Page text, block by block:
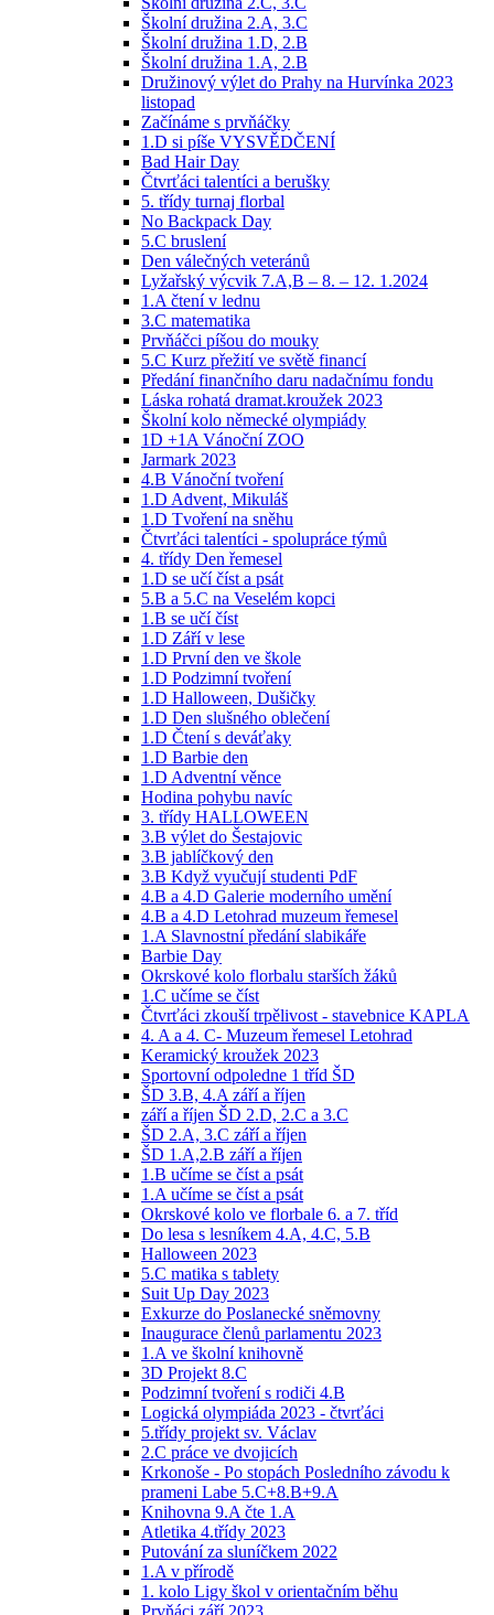
Školní družina 2.A, 3.C
Školní družina 1.D, 2.B
Školní družina 1.A, 2.B
Družinový výlet do Prahy na Hurvínka 2023
listopad
Začínáme s prvňáčky
1.D si píše VYSVĚDČENÍ
Bad Hair Day
Čtvrťáci talentíci a berušky
5. třídy turnaj florbal
No Backpack Day
5.C bruslení
Den válečných veteránů
Lyžařský výcvik 7.A,B – 8. – 12. 1.2024
1.A čtení v lednu
3.C matematika
Prvňáčci píšou do mouky
5.C Kurz přežití ve světě financí
Předání finančního daru nadačnímu fondu
Láska rohatá dramat.kroužek 2023
Školní kolo německé olympiády
1D +1A Vánoční ZOO
Jarmark 2023
4.B Vánoční tvoření
1.D Advent, Mikuláš
1.D Tvoření na sněhu
Čtvrťáci talentíci - spolupráce týmů
4. třídy Den řemesel
1.D se učí číst a psát
5.B a 5.C na Veselém kopci
1.B se učí číst
1.D Září v lese
1.D První den ve škole
1.D Podzimní tvoření
1.D Halloween, Dušičky
1.D Den slušného oblečení
1.D Čtení s deváťaky
1.D Barbie den
1.D Adventní věnce
Hodina pohybu navíc
3. třídy HALLOWEEN
3.B výlet do Šestajovic
3.B jablíčkový den
3.B Když vyučují studenti PdF
4.B a 4.D Galerie moderního umění
4.B a 4.D Letohrad muzeum řemesel
1.A Slavnostní předání slabikáře
Barbie Day
Okrskové kolo florbalu starších žáků
1.C učíme se číst
Čtvrťáci zkouší trpělivost - stavebnice KAPLA
4. A a 4. C- Muzeum řemesel Letohrad
Keramický kroužek 2023
Sportovní odpoledne 1 tříd ŠD
ŠD 3.B, 4.A září a říjen
září a říjen ŠD 2.D, 2.C a 3.C
ŠD 2.A, 3.C září a říjen
ŠD 1.A,2.B září a říjen
1.B učíme se číst a psát
1.A učíme se číst a psát
Okrskové kolo ve florbale 6. a 7. tříd
Do lesa s lesníkem 4.A, 4.C, 5.B
Halloween 2023
5.C matika s tablety
Suit Up Day 2023
Exkurze do Poslanecké sněmovny
Inaugurace členů parlamentu 2023
1.A ve školní knihovně
3D Projekt 8.C
Podzimní tvoření s rodiči 4.B
Logická olympiáda 2023 - čtvrťáci
5.třídy projekt sv. Václav
2.C práce ve dvojicích
Krkonoše - Po stopách Posledního závodu k
prameni Labe 5.C+8.B+9.A
Knihovna 9.A čte 1.A
Atletika 4.třídy 2023
Putování za sluníčkem 2022
1.A v přírodě
1. kolo Ligy škol v orientačním běhu